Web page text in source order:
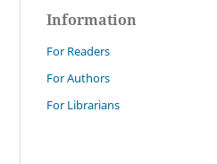
Information
For Readers
For Authors
For Librarians